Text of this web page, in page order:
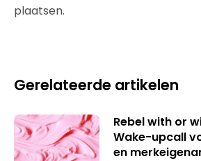
plaatsen.
Gerelateerde artikelen
Rebel with or
Wake-upcall
en